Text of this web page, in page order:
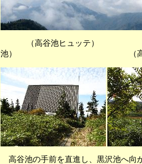
（高谷池ヒュッ
池） （高谷
高谷池の手前を直進し、黒沢池へ向